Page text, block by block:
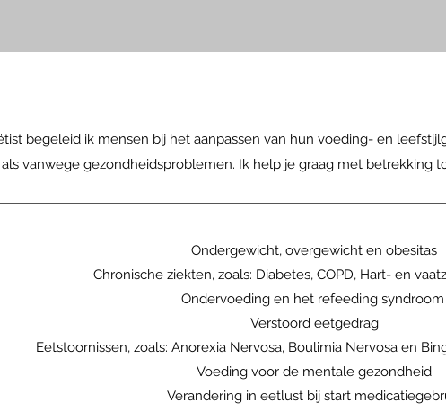
begeleid ik mensen bij het aanpassen van hun voeding- en
als vanwege gezondheidsproblemen. Ik help je graag met betrekking
Ondergewicht, overgewicht en obesitas
Chronische ziekten, zoals: Diabetes, COPD, Hart- en
Ondervoeding en het refeeding syndroom
Verstoord eetgedrag
Eetstoornissen, zoals: Anorexia Nervosa, Boulimia Nervosa en
Voeding voor de mentale gezondheid
Verandering in eetlust bij start